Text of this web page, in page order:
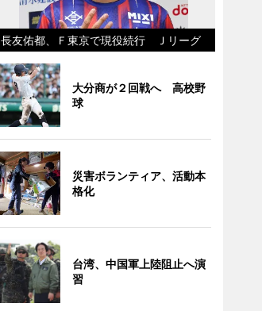
長友佑都、Ｆ東京で現役続行 Ｊリーグ
大分商が２回戦へ 高校野
球
災害ボランティア、活動本
格化
台湾、中国軍上陸阻止へ演
習